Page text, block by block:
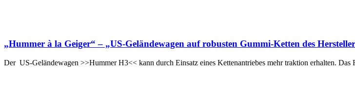
„Hummer à la Geiger“ – „US-Geländewagen auf robusten Gummi-Ketten des
Der US-Geländewagen >>Hummer H3<< kann durch Einsatz eines Kettenantriebes mehr traktion erhalten.